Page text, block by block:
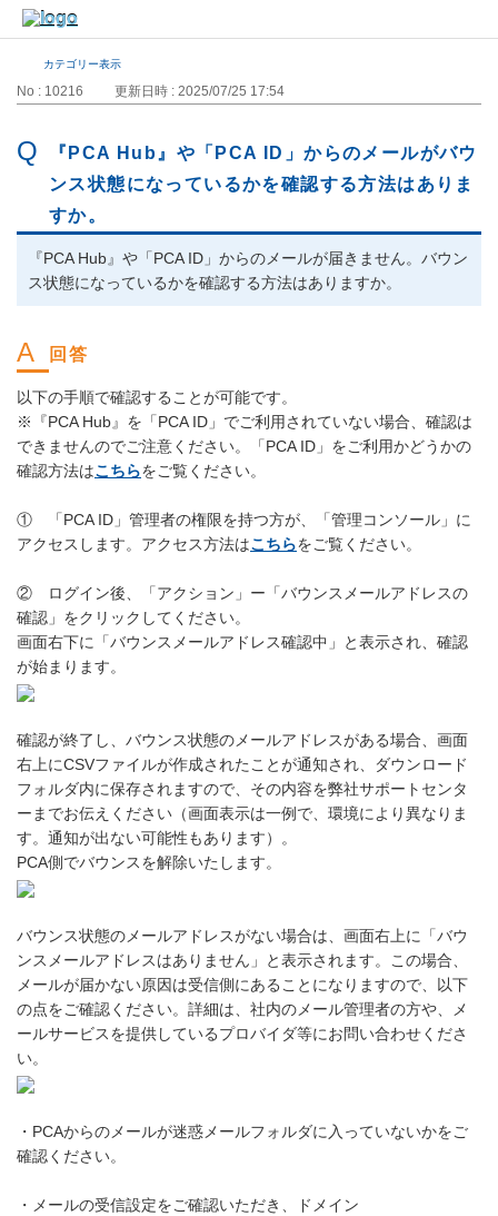
カテゴリー表示
No : 10216 更新日時 : 2025/07/25 17:54
『PCA Hub』や「PCA ID」からのメールがバウ
ンス状態になっているかを確認する方法はありま
すか。
『PCA Hub』や「PCA ID」からのメールが届きません。バウン
ス状態になっているかを確認する方法はありますか。
以下の手順で確認することが可能です。
※『PCA Hub』を「PCA ID」でご利用されていない場合、確認は
できませんのでご注意ください。「PCA ID」をご利用かどうかの
確認方法はこちらをご覧ください。
① 「PCA ID」管理者の権限を持つ方が、「管理コンソール」に
アクセスします。アクセス方法はこちらをご覧ください。
② ログイン後、「アクション」ー「バウンスメールアドレスの
確認」をクリックしてください。
画面右下に「バウンスメールアドレス確認中」と表示され、確認
が始まります。
確認が終了し、バウンス状態のメールアドレスがある場合、画面
右上にCSVファイルが作成されたことが通知され、ダウンロード
フォルダ内に保存されますので、その内容を弊社サポートセンタ
ーまでお伝えください（画面表示は一例で、環境により異なりま
す。通知が出ない可能性もあります）。
PCA側でバウンスを解除いたします。
バウンス状態のメールアドレスがない場合は、画面右上に「バウ
ンスメールアドレスはありません」と表示されます。この場合、
メールが届かない原因は受信側にあることになりますので、以下
の点をご確認ください。詳細は、社内のメール管理者の方や、メ
ールサービスを提供しているプロバイダ等にお問い合わせくださ
い。
・PCAからのメールが迷惑メールフォルダに入っていないかをご
確認ください。
・メールの受信設定をご確認いただき、ドメイン